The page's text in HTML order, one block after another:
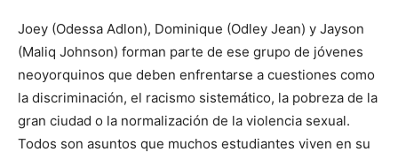
Joey (Odessa Adlon), Dominique (Odley Jean) y Jayson
(Maliq Johnson) forman parte de ese grupo de jóvenes
neoyorquinos que deben enfrentarse a cuestiones como
la discriminación, el racismo sistemático, la pobreza de la
gran ciudad o la normalización de la violencia sexual.
Todos son asuntos que muchos estudiantes viven en su